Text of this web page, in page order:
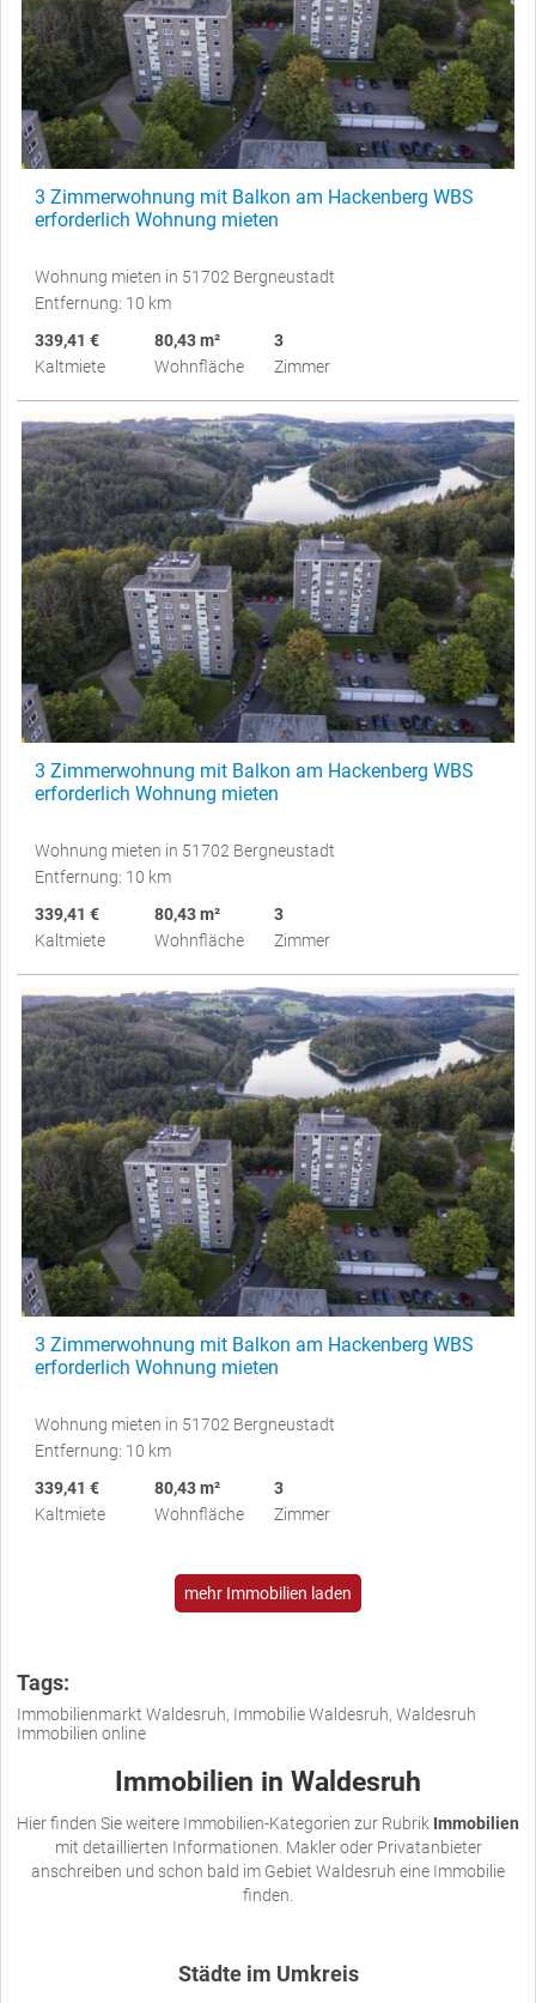
3 Zimmerwohnung mit Balkon am Hackenberg WBS
erforderlich Wohnung mieten
Wohnung mieten in 51702 Bergneustadt
Entfernung: 10 km
339,41 €
Kaltmiete
80,43 m²
Wohnfläche
3
Zimmer
3 Zimmerwohnung mit Balkon am Hackenberg WBS
erforderlich Wohnung mieten
Wohnung mieten in 51702 Bergneustadt
Entfernung: 10 km
339,41 €
Kaltmiete
80,43 m²
Wohnfläche
3
Zimmer
3 Zimmerwohnung mit Balkon am Hackenberg WBS
erforderlich Wohnung mieten
Wohnung mieten in 51702 Bergneustadt
Entfernung: 10 km
339,41 €
Kaltmiete
80,43 m²
Wohnfläche
3
Zimmer
mehr Immobilien laden
Tags:
Immobilienmarkt Waldesruh, Immobilie Waldesruh, Waldesruh
Immobilien online
Immobilien in Waldesruh
Hier finden Sie weitere Immobilien-Kategorien zur Rubrik Immobilien
mit detaillierten Informationen. Makler oder Privatanbieter
anschreiben und schon bald im Gebiet Waldesruh eine Immobilie
finden.
Städte im Umkreis